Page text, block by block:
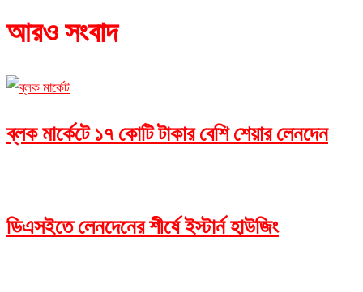
আরও সংবাদ
ব্লক মার্কেটে ১৭ কোটি টাকার বেশি শেয়ার লেনদেন
ডিএসইতে লেনদেনের শীর্ষে ইস্টার্ন হাউজিং